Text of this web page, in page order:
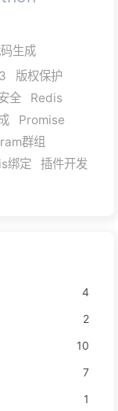
生成
版权保护
全
Redis
Promise
群组
绑定
插件开发
4
2
10
7
1